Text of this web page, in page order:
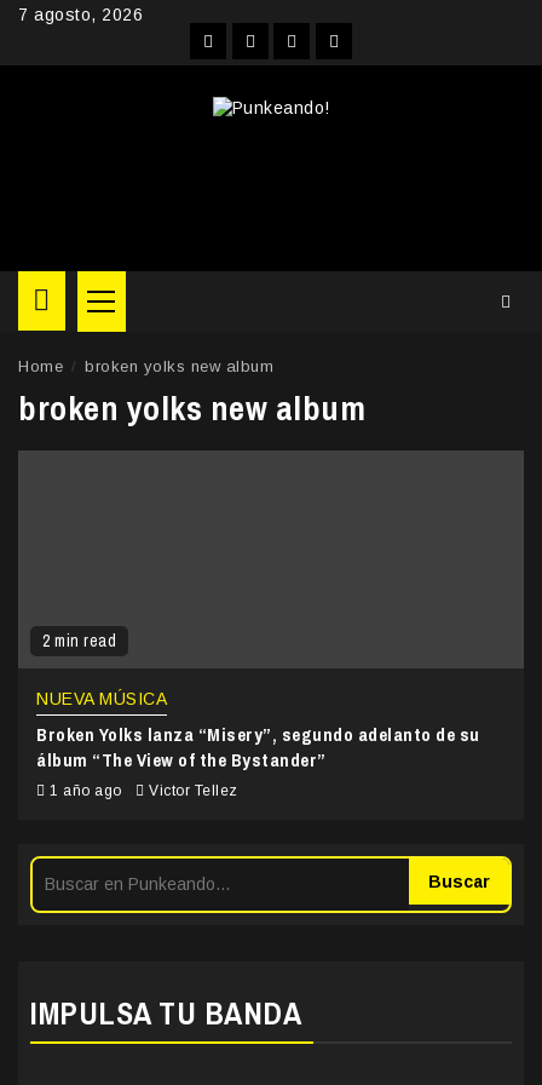
Skip7 agosto, 2026
FacebookInstagram
YouTubeTwitter
Primary
Menu
Home broken yolks new album
broken yolks new album
2 min read
NUEVA MÚSICA
Broken Yolks lanza “Misery”, segundo adelanto de su
álbum “The View of the Bystander”
1 año ago Victor Tellez
Buscar
IMPULSA TU BANDA